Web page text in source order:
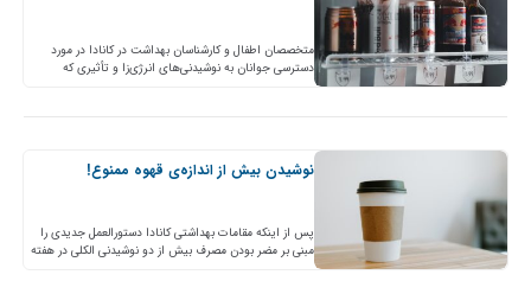
متخصصان اطفال و کارشناسان بهداشت در کانادا در مورد
دسترسی جوانان به نوشیدنی‌های انرژی‌زا و تأثیری که
نوشیدن بیش از اندازه‌ی قهوه ممنوع!
پس از اینکه مقامات بهداشتی کانادا دستورالعمل جدیدی را
مبنی بر مضر بودن مصرف بیش از دو نوشیدنی الکلی در هفته